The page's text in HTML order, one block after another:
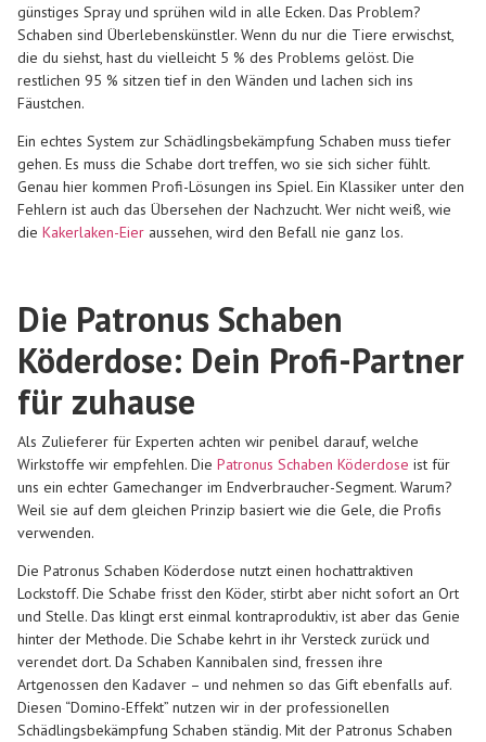
günstiges Spray und sprühen wild in alle Ecken. Das Problem?
Schaben sind Überlebenskünstler. Wenn du nur die Tiere erwischst,
die du siehst, hast du vielleicht 5 % des Problems gelöst. Die
restlichen 95 % sitzen tief in den Wänden und lachen sich ins
Fäustchen.
Ein echtes System zur Schädlingsbekämpfung Schaben muss tiefer
gehen. Es muss die Schabe dort treffen, wo sie sich sicher fühlt.
Genau hier kommen Profi-Lösungen ins Spiel. Ein Klassiker unter den
Fehlern ist auch das Übersehen der Nachzucht. Wer nicht weiß, wie
die Kakerlaken-Eier aussehen, wird den Befall nie ganz los.
Die Patronus Schaben
Köderdose: Dein Profi-Partner
für zuhause
Als Zulieferer für Experten achten wir penibel darauf, welche
Wirkstoffe wir empfehlen. Die Patronus Schaben Köderdose ist für
uns ein echter Gamechanger im Endverbraucher-Segment. Warum?
Weil sie auf dem gleichen Prinzip basiert wie die Gele, die Profis
verwenden.
Die Patronus Schaben Köderdose nutzt einen hochattraktiven
Lockstoff. Die Schabe frisst den Köder, stirbt aber nicht sofort an Ort
und Stelle. Das klingt erst einmal kontraproduktiv, ist aber das Genie
hinter der Methode. Die Schabe kehrt in ihr Versteck zurück und
verendet dort. Da Schaben Kannibalen sind, fressen ihre
Artgenossen den Kadaver – und nehmen so das Gift ebenfalls auf.
Diesen “Domino-Effekt” nutzen wir in der professionellen
Schädlingsbekämpfung Schaben ständig. Mit der Patronus Schaben